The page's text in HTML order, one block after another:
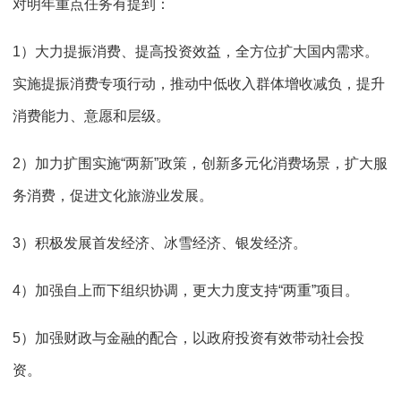
对明年重点任务有提到：
1）大力提振消费、提高投资效益，全方位扩大国内需求。
实施提振消费专项行动，推动中低收入群体增收减负，提升
消费能力、意愿和层级。
2）加力扩围实施“两新”政策，创新多元化消费场景，扩大服
务消费，促进文化旅游业发展。
3）积极发展首发经济、冰雪经济、银发经济。
4）加强自上而下组织协调，更大力度支持“两重”项目。
5）加强财政与金融的配合，以政府投资有效带动社会投
资。